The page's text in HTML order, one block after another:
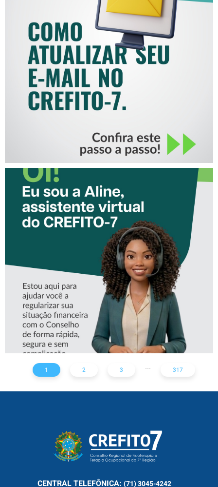
COMO ATUALIZAR SEU E-
MAIL NO CREFITO-7
CONHEÇA A ‘ALINE’,
ASSISTENTE VIRTUAL DO
CREFITO-7
1 2 3 ... 317
CENTRALTELEFÔNICA: (71) 3045-4242